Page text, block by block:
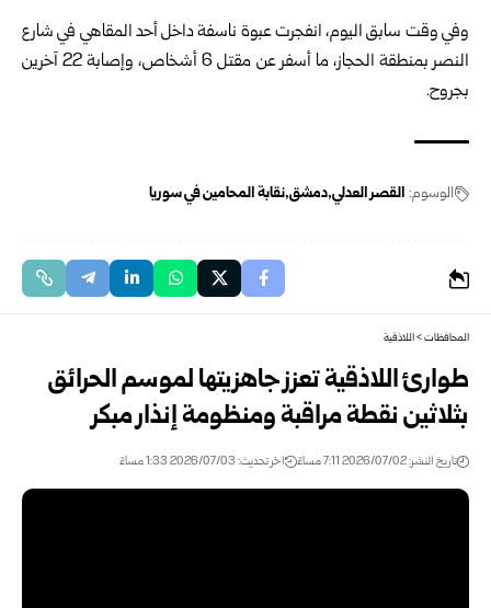
وفي وقت سابق اليوم، انفجرت عبوة ناسفة داخل أحد المقاهي في شارع
النصر بمنطقة الحجاز، ما أسفر عن مقتل 6 أشخاص، وإصابة 22 آخرين
بجروح.
الوسوم: القصر العدلي دمشق نقابة المحامين في سوريا
المحافظات>اللاذقية
طوارئ اللاذقية تعزز جاهزيتها لموسم الحرائق
بثلاثين نقطة مراقبة ومنظومة إنذار مبكر
تاريخ النشر: 2026/07/02 7:11 مساءً اخر تحديث: 2026/07/03 1:33 مساءً